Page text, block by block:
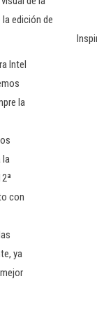
edición de
Intel
la
la
con
ya